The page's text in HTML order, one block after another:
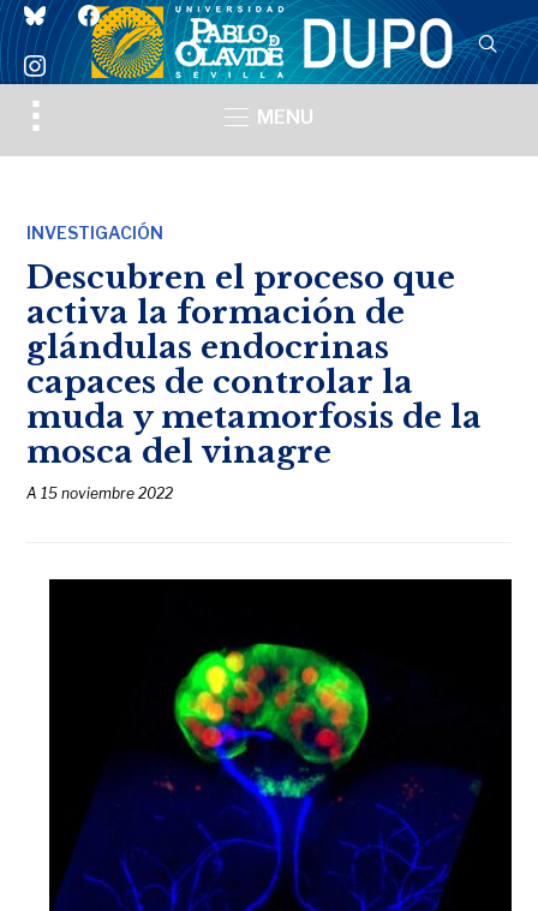
blueskyfacebook
instagram
Toggle
sidebar
MENU
INVESTIGACIÓN
Descubren el proceso que
activa la formación de
glándulas endocrinas
capaces de controlar la
muda y metamorfosis de la
mosca del vinagre
A15 noviembre 2022